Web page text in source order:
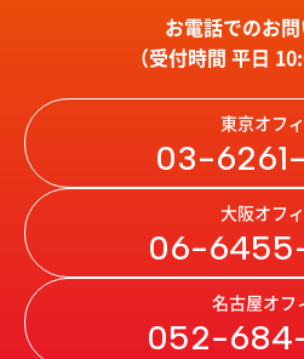
お電話でのお
（受付時間 平日
東京オフ
03-
大阪オフ
06-
名古屋オフ
052-